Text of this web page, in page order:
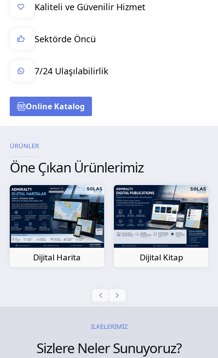
Kaliteli ve Güvenilir Hizmet
Sektörde Öncü
7/24 Ulaşılabilirlik
Online Katalog
ÜRÜNLER
Öne Çıkan Ürünlerimiz
Dijital Kitap
Kağıt Harita
İLKELERİMİZ
Sizlere Neler Sunuyoruz?